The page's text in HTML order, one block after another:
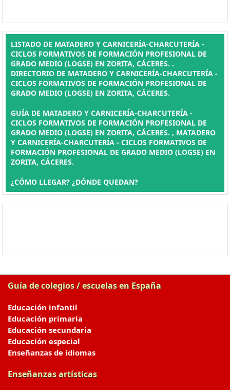
LISTADO DE MATADERO Y CARNICERÍA-CHARCUTERÍA -
CICLOS FORMATIVOS DE FORMACIÓN PROFESIONAL DE
GRADO MEDIO (LOGSE) EN ZORITA, CÁCERES. .
DIRECTORIO DE MATADERO Y CARNICERÍA-CHARCUTERÍA -
CICLOS FORMATIVOS DE FORMACIÓN PROFESIONAL DE
GRADO MEDIO (LOGSE) EN ZORITA, CÁCERES.
GUÍA DE MATADERO Y CARNICERÍA-CHARCUTERÍA -
CICLOS FORMATIVOS DE FORMACIÓN PROFESIONAL DE
GRADO MEDIO (LOGSE) EN ZORITA, CÁCERES. , MATADERO
Y CARNICERÍA-CHARCUTERÍA - CICLOS FORMATIVOS DE
FORMACIÓN PROFESIONAL DE GRADO MEDIO (LOGSE) EN
ZORITA, CÁCERES.
¿CÓMO LLEGAR? ¿DÓNDE QUEDAN?
Guía de colegios / escuelas en España
Educación infantil
Educación primaria
Educación secundaria
Educación especial
Enseñanzas de idiomas
Enseñanzas artísticas